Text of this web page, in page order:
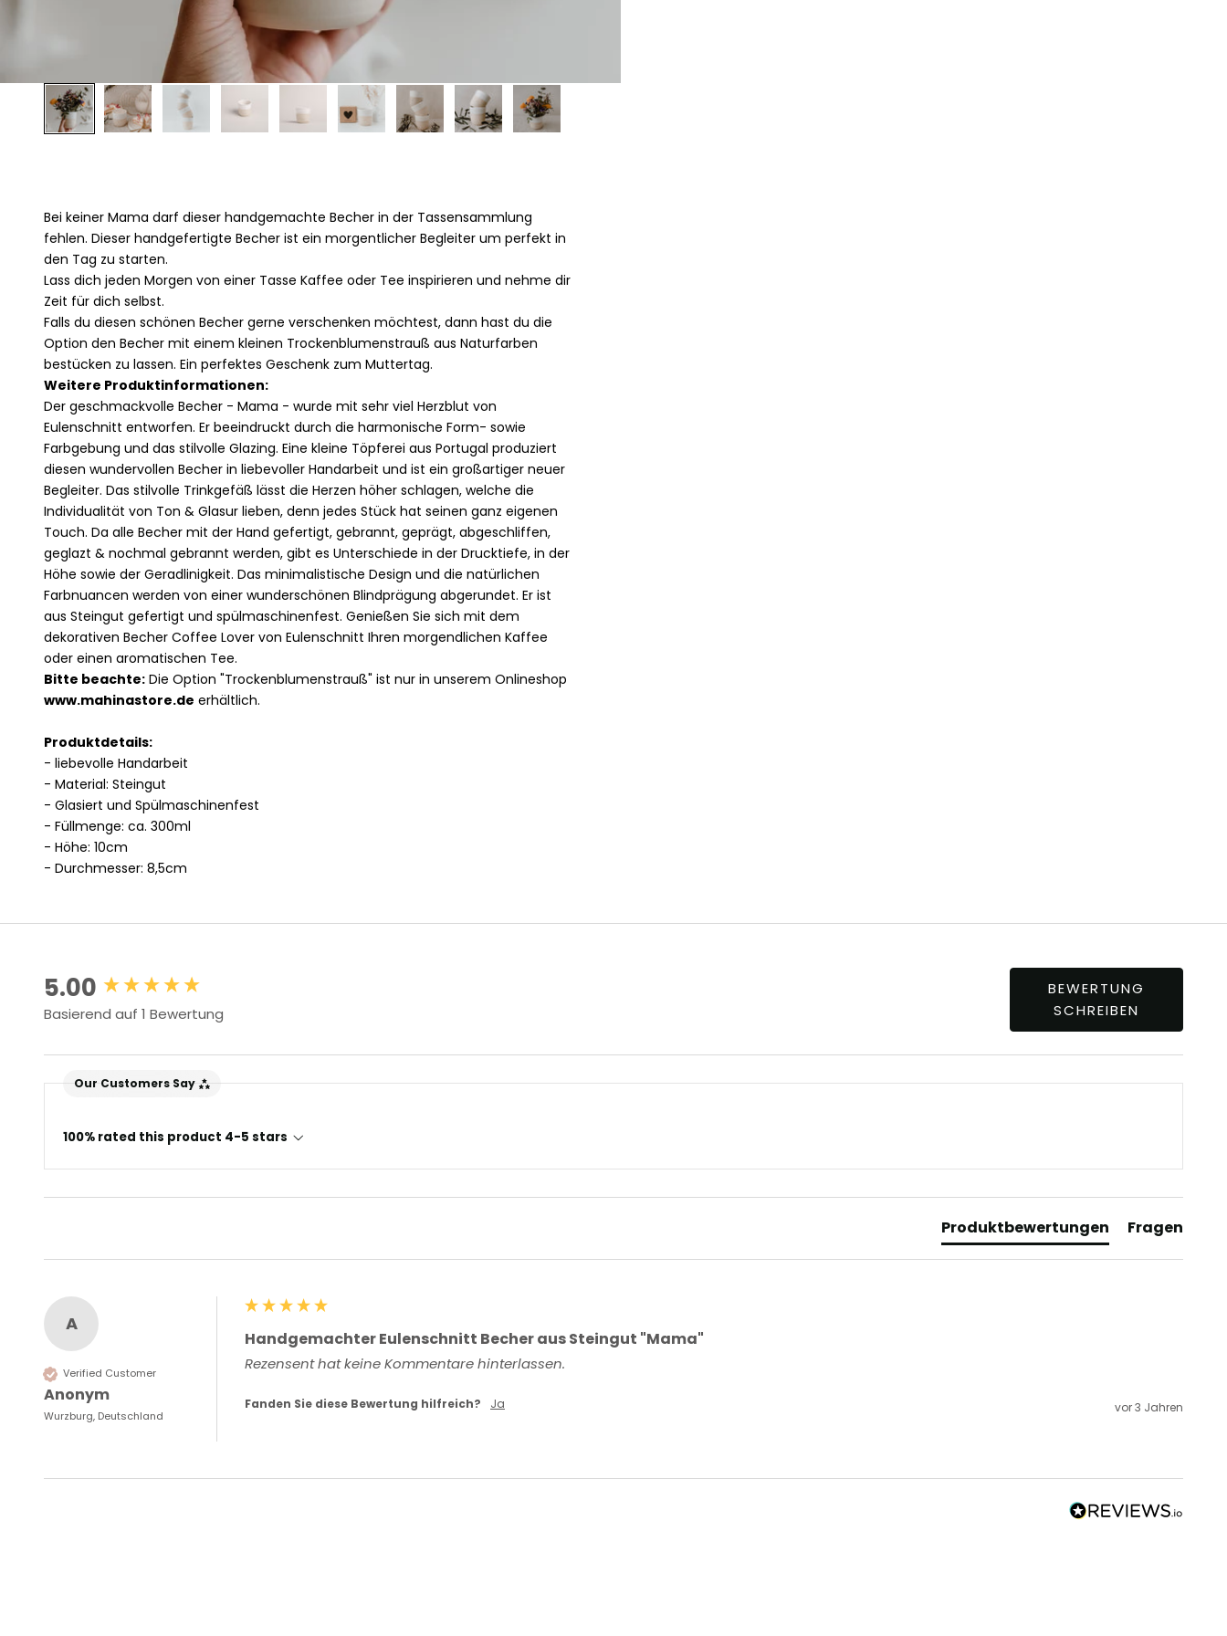
Bei keiner Mama darf dieser handgemachte Becher in der Tassensammlung
fehlen. Dieser handgefertigte Becher ist ein morgentlicher Begleiter um perfekt in
den Tag zu starten.
Lass dich jeden Morgen von einer Tasse Kaffee oder Tee inspirieren und nehme dir
Zeit für dich selbst.
Falls du diesen schönen Becher gerne verschenken möchtest, dann hast du die
Option den Becher mit einem kleinen Trockenblumenstrauß aus Naturfarben
bestücken zu lassen. Ein perfektes Geschenk zum Muttertag.
Weitere Produktinformationen:
Der geschmackvolle Becher - Mama - wurde mit sehr viel Herzblut von
Eulenschnitt entworfen. Er beeindruckt durch die harmonische Form- sowie
Farbgebung und das stilvolle Glazing. Eine kleine Töpferei aus Portugal produziert
diesen wundervollen Becher in liebevoller Handarbeit und ist ein großartiger neuer
Begleiter. Das stilvolle Trinkgefäß lässt die Herzen höher schlagen, welche die
Individualität von Ton & Glasur lieben, denn jedes Stück hat seinen ganz eigenen
Touch. Da alle Becher mit der Hand gefertigt, gebrannt, geprägt, abgeschliffen,
geglazt & nochmal gebrannt werden, gibt es Unterschiede in der Drucktiefe, in der
Höhe sowie der Geradlinigkeit. Das minimalistische Design und die natürlichen
Farbnuancen werden von einer wunderschönen Blindprägung abgerundet. Er ist
aus Steingut gefertigt und spülmaschinenfest. Genießen Sie sich mit dem
dekorativen Becher Coffee Lover von Eulenschnitt Ihren morgendlichen Kaffee
oder einen aromatischen Tee.
Bitte beachte: Die Option "Trockenblumenstrauß" ist nur in unserem Onlineshop
www.mahinastore.de erhältlich.
Produktdetails:
- liebevolle Handarbeit
- Material: Steingut
- Glasiert und Spülmaschinenfest
- Füllmenge: ca. 300ml
- Höhe: 10cm
- Durchmesser: 8,5cm
5.00
Basierend auf 1 Bewertung
BEWERTUNG
SCHREIBEN
Our Customers Say
100% rated this product 4-5 stars
Produktbewertungen Fragen
A
Verified Customer
Anonym
Wurzburg, Deutschland
Handgemachter Eulenschnitt Becher aus Steingut "Mama"
Rezensent hat keine Kommentare hinterlassen.
Fanden Sie diese Bewertung hilfreich? Ja vor 3 Jahren
New content loaded